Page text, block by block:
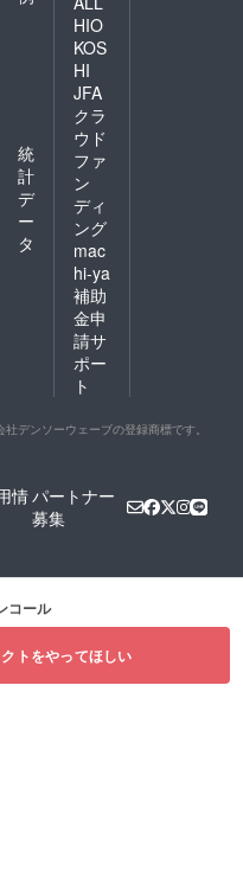
統
計
デ
ー
タ
HIO
KOS
HI
JFA
クラ
ウド
ファ
ン
ディ
ング
mac
hi-ya
補助
金申
請サ
ポー
ト
社デンソーウェーブの登録商標です。
情パートナー
募集
コール
トをやってほしい